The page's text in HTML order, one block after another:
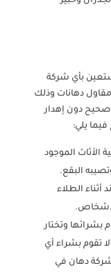
بأي شركة
دهانات وذلك
دون إهدار
فيما يلي:
الأثاث الموجود
البقع.
الطلاء
بشرائها وتختار
تقوم بشراء أي
دهان في